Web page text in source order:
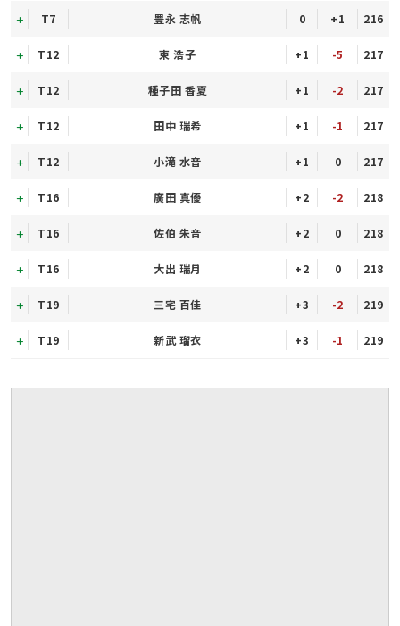
T7 豊永 志帆 0 +1 216
T12 東 浩子 +1 -5 217
T12 種子田 香夏 +1 -2 217
T12 田中 瑞希 +1 -1 217
T12 小滝 水音 +1 0 217
T16 廣田 真優 +2 -2 218
T16 佐伯 朱音 +2 0 218
T16 大出 瑞月 +2 0 218
T19 三宅 百佳 +3 -2 219
T19 新武 瑠衣 +3 -1 219